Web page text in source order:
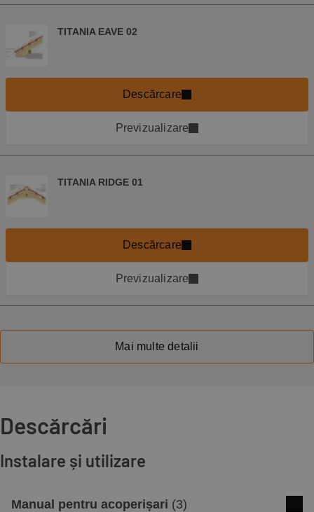
TITANIA EAVE 02
Descărcare
Previzualizare
TITANIA RIDGE 01
Descărcare
Previzualizare
Mai multe detalii
Descărcări
Instalare și utilizare
Manual pentru acoperișari (3)